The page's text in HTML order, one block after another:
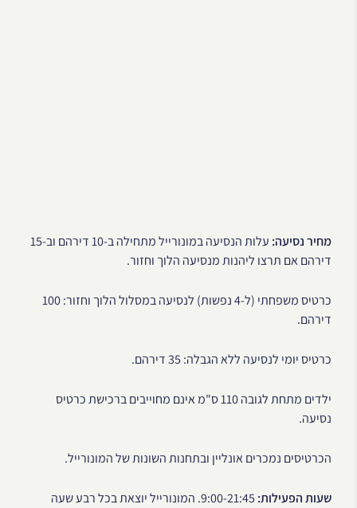
מחיר נסיעה:
עלות הנסיעה במונורייל מתחילה ב-10 דירהם וב-15
דירהם אם תרצו ליהנות מנסיעה הלוך וחזור.
כרטיס משפחתי (ל-4 נפשות) לנסיעה במסלול הלוך וחזור: 100
דירהם.
כרטיס יומי לנסיעה ללא הגבלה: 35 דירהם.
ילדים מתחת לגובה 110 ס"מ אינם מחוייבים ברכישת כרטיס
נסיעה.
הכרטיסים נמכרים אונליין ובתחנות השונות של המונורייל.
שעות הפעילות:
9:00-21:45. המונורייל יוצאת בכל רבע שעה